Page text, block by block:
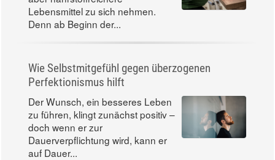
Lebensmittel zu sich nehmen.
Denn ab Beginn der...
Wie Selbstmitgefühl gegen überzogenen
Perfektionismus hilft
Der Wunsch, ein besseres Leben
zu führen, klingt zunächst positiv –
doch wenn er zur
Dauerverpflichtung wird, kann er
auf Dauer...